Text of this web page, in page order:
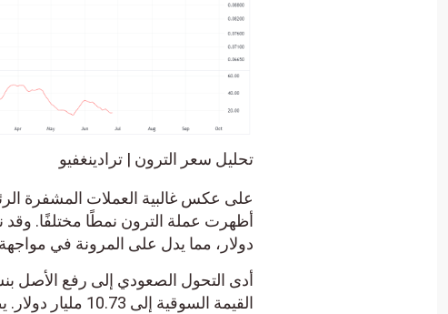
تحليل سعر الترون | ترادينغفيو
على عكس غالبية العملات المشفرة
دولار، مما يدل على المرونة في مواجهة
القيمة السوقية